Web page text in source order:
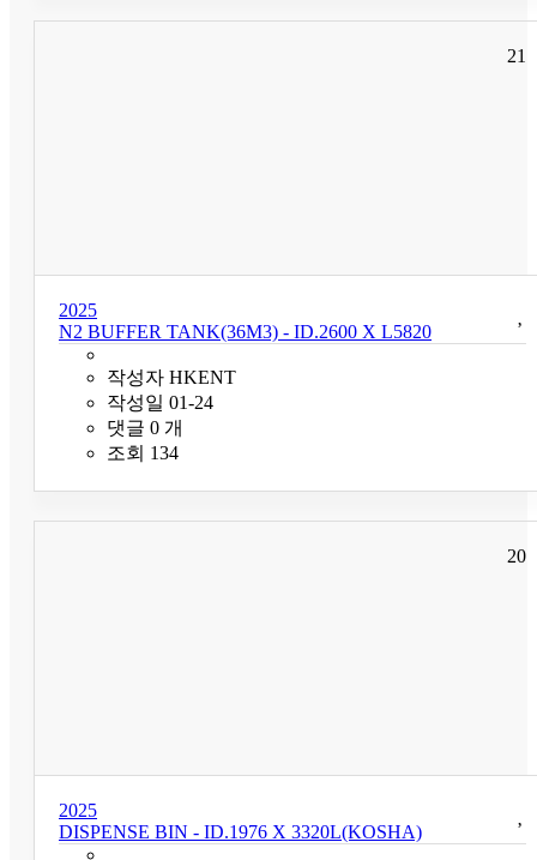
21
2025
N2 BUFFER TANK(36M3) - ID.2600 X L5820
작성자 HKENT
작성일 01-24
댓글 0 개
조회 134
20
2025
DISPENSE BIN - ID.1976 X 3320L(KOSHA)